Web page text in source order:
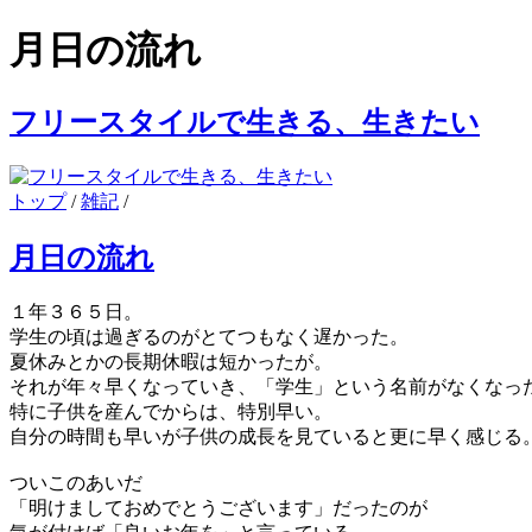
月日の流れ
フリースタイルで生きる、生きたい
トップ/雑記 /
月日の流れ
１年３６５日。
学生の頃は過ぎるのがとてつもなく遅かった。
夏休みとかの長期休暇は短かったが。
それが年々早くなっていき、「学生」という名前がなくなっ
特に子供を産んでからは、特別早い。
自分の時間も早いが子供の成長を見ていると更に早く感じる。
ついこのあいだ
「明けましておめでとうございます」だったのが